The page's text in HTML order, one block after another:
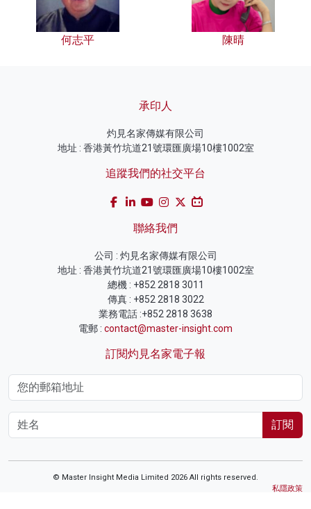
何志平 陳晴
承印人
灼見名家傳媒有限公司
地址 : 香港黃竹坑道21號環匯廣場10樓1002室
追蹤我們的社交平台
聯絡我們
公司 : 灼見名家傳媒有限公司
地址 : 香港黃竹坑道21號環匯廣場10樓1002室
總機 : +852 2818 3011
傳真 : +852 2818 3022
業務電話 :+852 2818 3638
電郵 : contact@master-insight.com
訂閱灼見名家電子報
訂閱
© Master Insight Media Limited 2026 All rights reserved.
私隱政策